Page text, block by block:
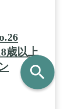
歳以上
search